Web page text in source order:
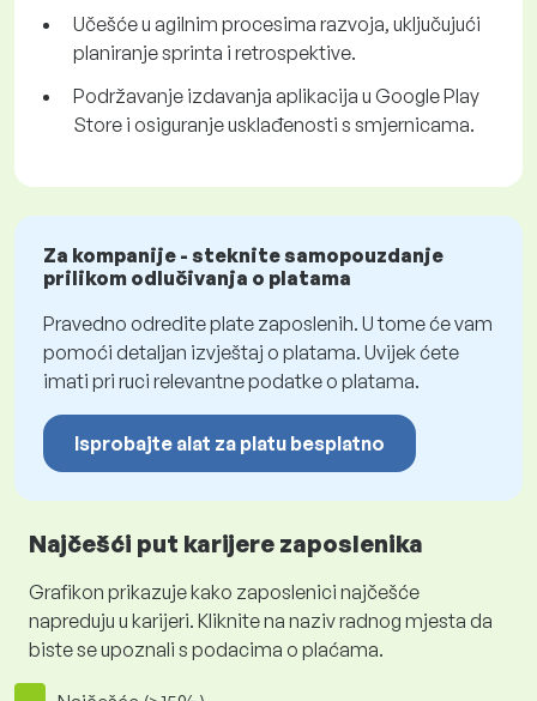
Učešće u agilnim procesima razvoja, uključujući
planiranje sprinta i retrospektive.
Podržavanje izdavanja aplikacija u Google Play
Store i osiguranje usklađenosti s smjernicama.
Za kompanije - steknite samopouzdanje
prilikom odlučivanja o platama
Pravedno odredite plate zaposlenih. U tome će vam
pomoći detaljan izvještaj o platama. Uvijek ćete
imati pri ruci relevantne podatke o platama.
Isprobajte alat za platu besplatno
Najčešći put karijere zaposlenika
Grafikon prikazuje kako zaposlenici najčešće
napreduju u karijeri. Kliknite na naziv radnog mjesta da
biste se upoznali s podacima o plaćama.